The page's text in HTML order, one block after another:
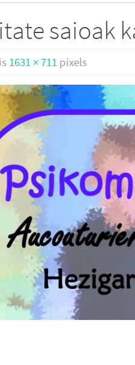
saioak
1631 × 711pixels